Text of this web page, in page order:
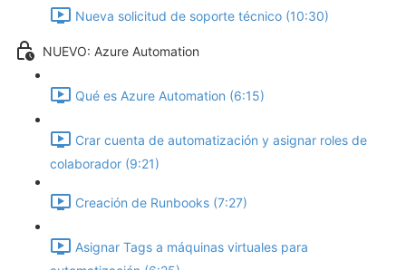
Nueva solicitud de soporte técnico (10:30)
NUEVO: Azure Automation
Qué es Azure Automation (6:15)
Crar cuenta de automatización y asignar roles de
colaborador (9:21)
Creación de Runbooks (7:27)
Asignar Tags a máquinas virtuales para